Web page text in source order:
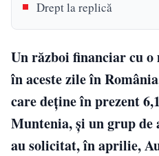
Drept la replică
Un război financiar cu o
în aceste zile în
care deține în prezent
Muntenia, și un grup
au solicitat, în aprilie,